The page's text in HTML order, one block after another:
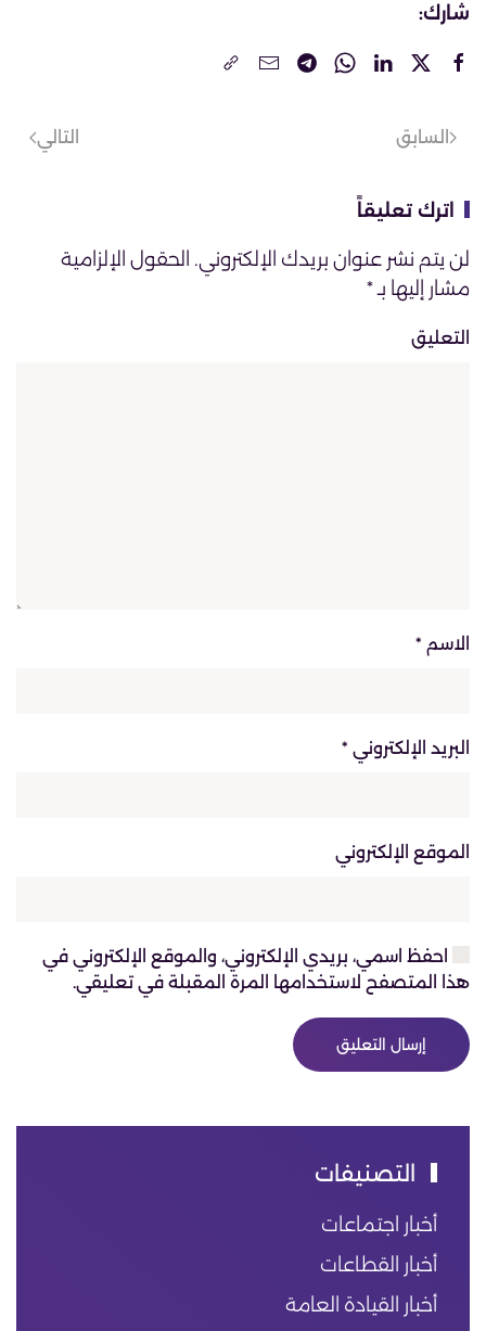
شارك:
السابق التالي
اترك تعليقاً
لن يتم نشر عنوان بريدك الإلكتروني. الحقول الإلزامية
مشار إليها بـ*
التعليق
الاسم *
البريد الإلكتروني *
الموقع الإلكتروني
احفظ اسمي، بريدي الإلكتروني، والموقع الإلكتروني في
هذا المتصفح لاستخدامها المرة المقبلة في تعليقي.
إرسال التعليق
التصنيفات
أخبار اجتماعات
أخبار القطاعات
أخبار القيادة العامة